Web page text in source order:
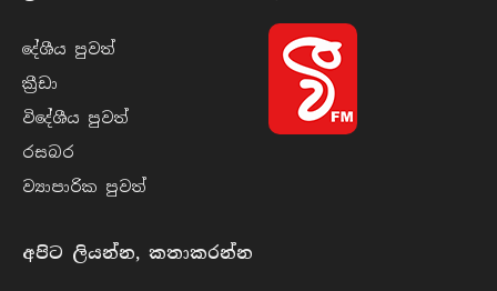
දේශීය පුව​ත්
ක්‍රී​ඩා
විදේශීය පුව​ත්
රසබ​ර
ව්‍යාපාරික පුව​ත්
අපිට ලියන්න, කතාකරන්න